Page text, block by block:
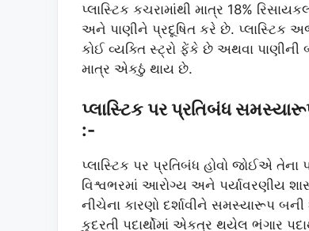
પ્લાસ્ટિક કચરામાંથી માત્ર 18%
અને પાણીને પ્રદૂષિત કરે છે. પ્લાસ્ટિક
કોઈ વ્યક્તિ સ્ટ્રો ફેંકે છે અથવા
માત્ર એકઠું થાય છે.
પ્લાસ્ટિક પર પ્રતિબંધ
:-
પ્લાસ્ટિક પર પ્રતિબંધ હોવો જોઈએ
વિશ્વભરમાં આરોગ્ય અને પર્યાવરણીય
નીચેના કારણો દર્શાવીને સમસ્યારૂપ
કુદરતી પદાર્થોમાં એકત્ર થયેલ ભંગાર